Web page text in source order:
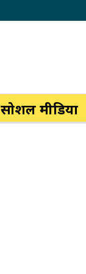
सोशल मीडिया